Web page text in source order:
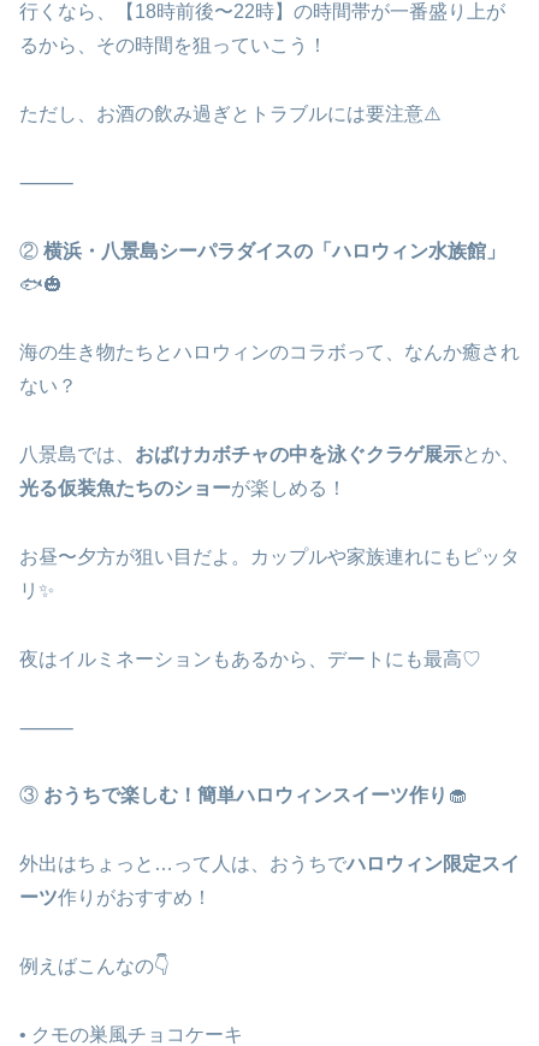
行くなら、【18時前後〜22時】の時間帯が一番盛り上が
るから、その時間を狙っていこう！
ただし、お酒の飲み過ぎとトラブルには要注意⚠️
⸻
② 横浜・八景島シーパラダイスの「ハロウィン水族館」
🐟🎃
海の生き物たちとハロウィンのコラボって、なんか癒され
ない？
八景島では、 おばけカボチャの中を泳ぐクラゲ展示とか、
光る仮装魚たちのショーが楽しめる！
お昼〜夕方が狙い目だよ。カップルや家族連れにもピッタ
リ✨
夜はイルミネーションもあるから、デートにも最高♡
⸻
③ おうちで楽しむ！簡単ハロウィンスイーツ作り 🧁
外出はちょっと…って人は、おうちでハロウィン限定スイ
ーツ作りがおすすめ！
例えばこんなの👇
• クモの巣風チョコケーキ